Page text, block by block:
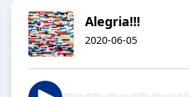
Alegria!!!
2020-06-05